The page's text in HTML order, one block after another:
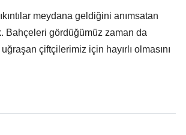
meydana geldiğini anımsatan
Bahçeleri gördüğümüz zaman da
çiftçilerimiz için hayırlı olmasını